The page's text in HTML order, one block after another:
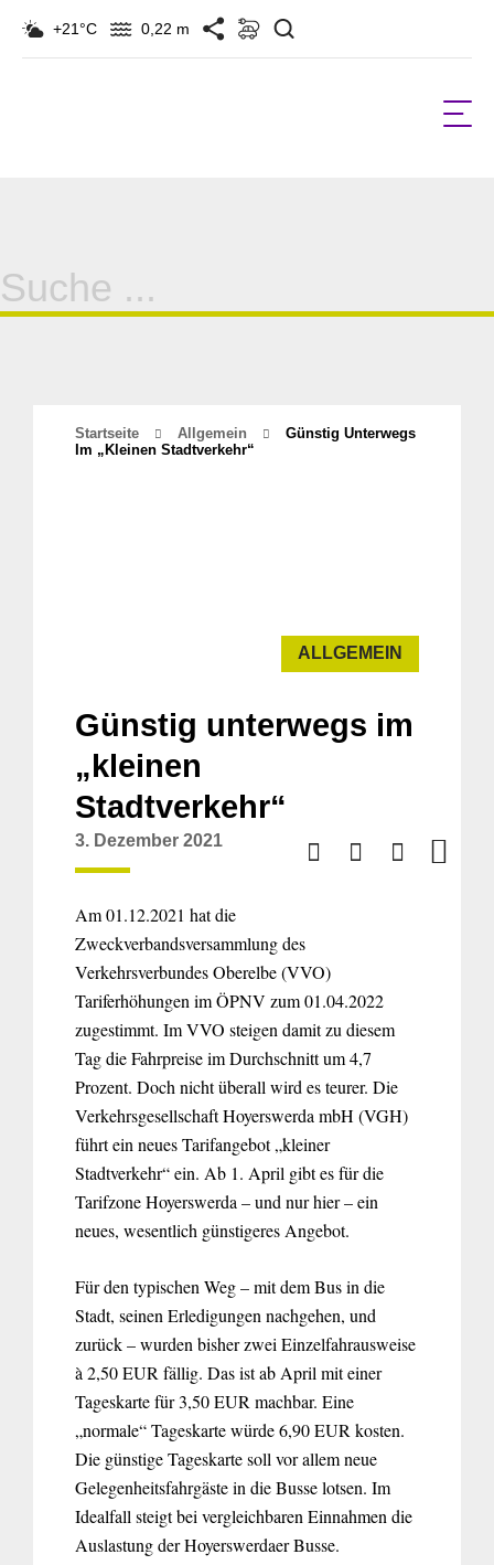
+21°C 0,22 m
Suche
für:
Startseite Allgemein
Günstig Unterwegs
Im „kleinen Stadtverkehr“
ALLGEMEIN
Günstig unterwegs im
„kleinen
Stadtverkehr“
3. Dezember 2021
Am 01.12.2021 hat die
Zweckverbandsversammlung des
Verkehrsverbundes Oberelbe (VVO)
Tariferhöhungen im ÖPNV zum 01.04.2022
zugestimmt. Im VVO steigen damit zu diesem
Tag die Fahrpreise im Durchschnitt um 4,7
Prozent. Doch nicht überall wird es teurer. Die
Verkehrsgesellschaft Hoyerswerda mbH (VGH)
führt ein neues Tarifangebot „kleiner
Stadtverkehr“ ein. Ab 1. April gibt es für die
Tarifzone Hoyerswerda – und nur hier – ein
neues, wesentlich günstigeres Angebot.
Für den typischen Weg – mit dem Bus in die
Stadt, seinen Erledigungen nachgehen, und
zurück – wurden bisher zwei Einzelfahrausweise
à 2,50 EUR fällig. Das ist ab April mit einer
Tageskarte für 3,50 EUR machbar. Eine
„normale“ Tageskarte würde 6,90 EUR kosten.
Die günstige Tageskarte soll vor allem neue
Gelegenheitsfahrgäste in die Busse lotsen. Im
Idealfall steigt bei vergleichbaren Einnahmen die
Auslastung der Hoyerswerdaer Busse.